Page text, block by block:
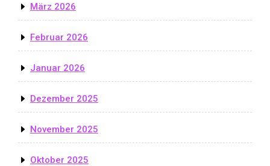
März 2026
Februar 2026
Januar 2026
Dezember 2025
November 2025
Oktober 2025